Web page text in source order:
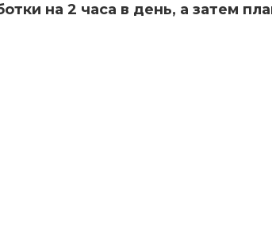
на 2 часа в день, а затем